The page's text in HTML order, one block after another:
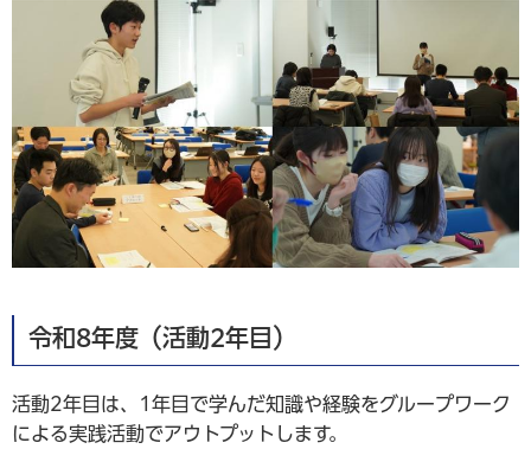
令和8年度（活動2年目）
活動2年目は、1年目で学んだ知識や経験をグループワーク
による実践活動でアウトプットします。